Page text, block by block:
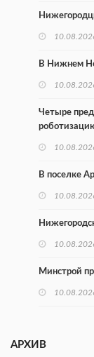
В Нижнем
Четыре
В поселке
Минстрой
АРХИВ